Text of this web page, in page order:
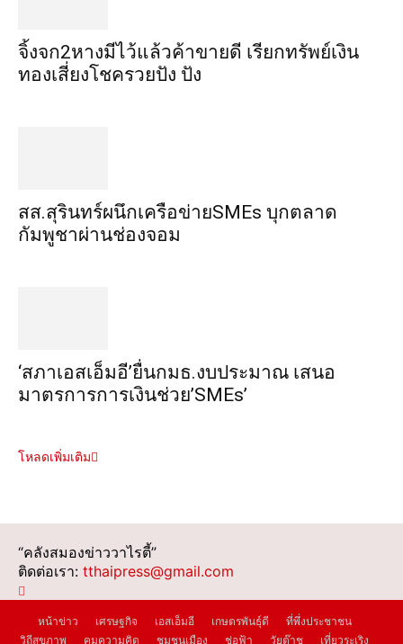
จิ้งจก​2​หาง​มีไว้แล้ว​ค้าขาย​ดี​ เรียก​ทรัพย์เงิน
ทอง​เสี่ยงโชค​รวยปัง​ ปัง​
สส.สุรินทร์ผนึกเครือข่ายSMEs บุกตลาด
กัมพูชาผ่านช่องจอม
‘สภาเอสเอ็มอี’ยื่นกมธ.งบประมาณ เสนอ
มาตรการการเงินช่วย’SMEs’
โหลดเพิ่มเติม
“คลังสมองข่าววาไรตี้”
ติดต่อเรา: tthaipress@gmail.com
หน้าข่าว เศรษฐกิจ เอสเอ็มอี เกษตรพันธุ์ดี
ที่พึ่งประชาชน
วิถีสุขภาพ
คมความคิด ชุมชนเมือง ช่อฟ้า วัยต๊าช เที่ยวระเริง